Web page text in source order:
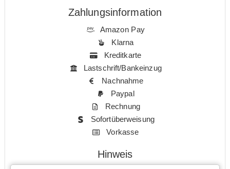
Zahlungsinformation
Amazon Pay
Klarna
Kreditkarte
Lastschrift/Bankeinzug
Nachnahme
Paypal
Rechnung
Sofortüberweisung
Vorkasse
Hinweis